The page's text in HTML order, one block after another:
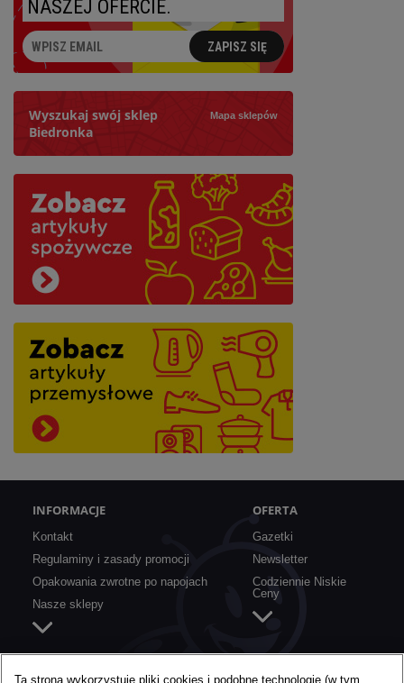
NASZEJ OFERCIE.
ZAPISZ SIĘ
Wyszukaj swój sklep
Biedronka
Mapa sklepów
Szukaj
Najbliższy:
INFORMACJE
Kontakt
Regulaminy i zasady promocji
Opakowania zwrotne po napojach
Nasze sklepy
OFERTA
Gazetki
Newsletter
Codziennie Niskie
Ceny
SZYBKIE LINKI O BIEDRONCE
Ta strona wykorzystuje pliki cookies i podobne technologie (w tym